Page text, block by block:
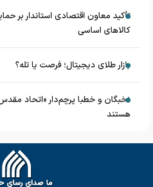
تأکید معاون اقتصادی استاندار بر
کالاهای اساسی
بازار طلای دیجیتال؛ فرصت یا تله؟
نخبگان و خطبا پرچم‌دار «اتحاد
هستند